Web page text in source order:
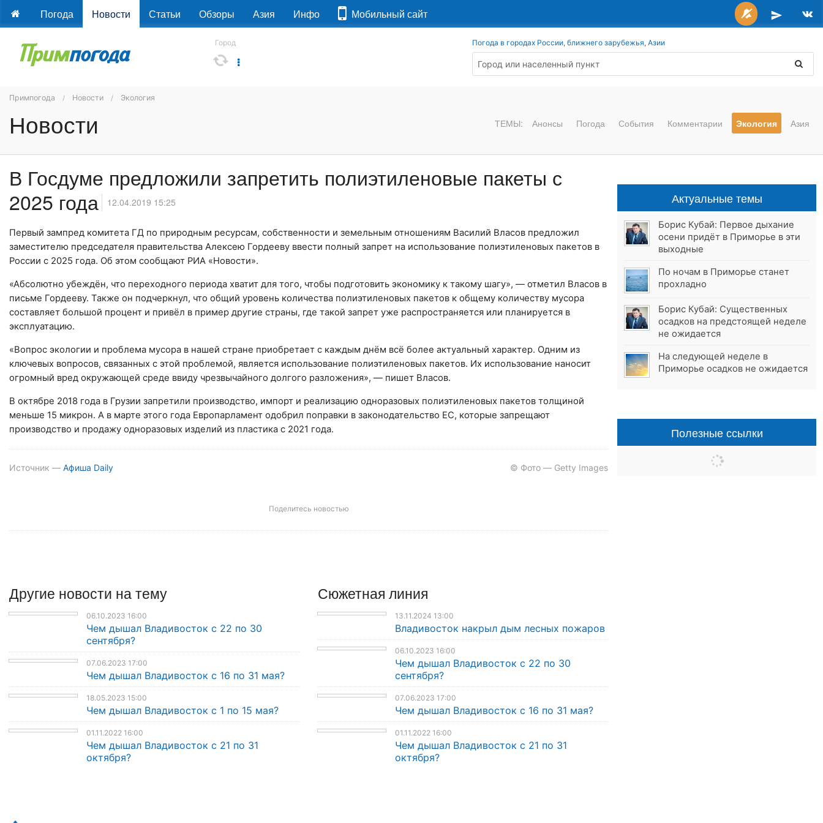
Погода Новости Статьи Обзоры Азия Инфо Мобильный сайт
Город Погода в городах России, ближнего зарубежья, Азии
Примпогода Новости Экология
Новости ТЕМЫ: Анонсы Погода События Комментарии Экология Азия
В Госдуме предложили запретить полиэтиленовые пакеты с
2025 года
12.04.2019 15:25
Первый зампред комитета ГД по природным ресурсам, собственности и земельным отношениям Василий Власов предложил
заместителю председателя правительства Алексею Гордееву ввести полный запрет на использование полиэтиленовых пакетов в
России с 2025 года. Об этом сообщают РИА «Новости».
«Абсолютно убеждён, что переходного периода хватит для того, чтобы подготовить экономику к такому шагу», — отметил Власов в
письме Гордееву. Также он подчеркнул, что общий уровень количества полиэтиленовых пакетов к общему количеству мусора
составляет большой процент и привёл в пример другие страны, где такой запрет уже распространяется или планируется в
эксплуатацию.
«Вопрос экологии и проблема мусора в нашей стране приобретает с каждым днём всё более актуальный характер. Одним из
ключевых вопросов, связанных с этой проблемой, является использование полиэтиленовых пакетов. Их использование наносит
огромный вред окружающей среде ввиду чрезвычайного долгого разложения», — пишет Власов.
В октябре 2018 года в Грузии запретили производство, импорт и реализацию одноразовых полиэтиленовых пакетов толщиной
меньше 15 микрон. А в марте этого года Европарламент одобрил поправки в законодательство ЕС, которые запрещают
производство и продажу одноразовых изделий из пластика с 2021 года.
© Фото — Getty Images
Источник — Афиша Daily
Поделитесь новостью
Другие новости на тему
06.10.2023 16:00
Чем дышал Владивосток с 22 по 30
сентября?
07.06.2023 17:00
Чем дышал Владивосток с 16 по 31 мая?
18.05.2023 15:00
Чем дышал Владивосток с 1 по 15 мая?
01.11.2022 16:00
Чем дышал Владивосток с 21 по 31
октября?
Сюжетная линия
13.11.2024 13:00
Владивосток накрыл дым лесных пожаров
06.10.2023 16:00
Чем дышал Владивосток с 22 по 30
сентября?
07.06.2023 17:00
Чем дышал Владивосток с 16 по 31 мая?
01.11.2022 16:00
Чем дышал Владивосток с 21 по 31
октября?
Актуальные темы
Борис Кубай: Первое дыхание
осени придёт в Приморье в эти
выходные
По ночам в Приморье станет
прохладно
Борис Кубай: Существенных
осадков на предстоящей неделе
не ожидается
На следующей неделе в
Приморье осадков не ожидается
Полезные ссылки